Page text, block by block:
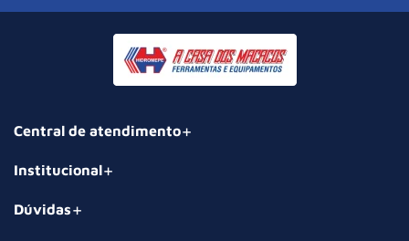
Central de atendimento
Institucional
Dúvidas